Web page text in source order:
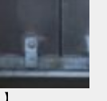
】